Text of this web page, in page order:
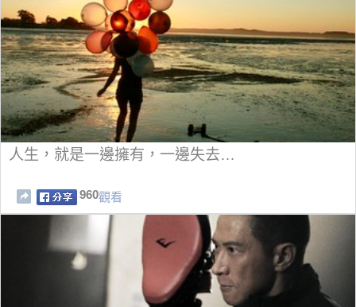
人生，就是一邊擁有，一邊失去…
960觀看